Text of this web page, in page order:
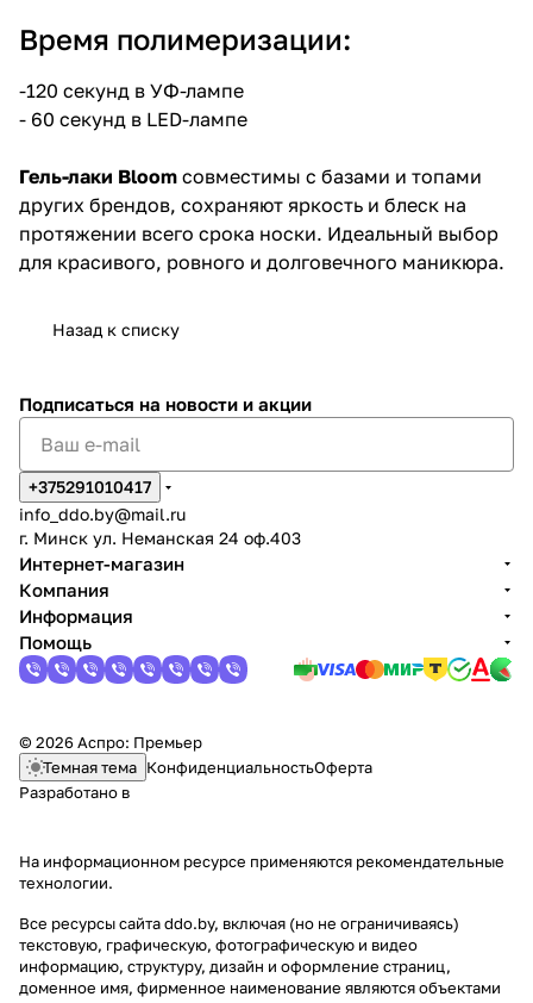
Время полимеризации:
-120 секунд в УФ-лампе
- 60 секунд в LED-лампе
Гель-лаки Bloom совместимы с базами и топами
других брендов, сохраняют яркость и блеск на
протяжении всего срока носки. Идеальный выбор
для красивого, ровного и долговечного маникюра.
Назад к списку
Подписаться на новости и акции
+375291010417
info_ddo.by@mail.ru
г. Минск ул. Неманская 24 оф.403
Интернет-магазин
Компания
Информация
Помощь
© 2026 Аспро: Премьер
Темная тема КонфиденциальностьОферта
Разработано в
На информационном ресурсе применяются рекомендательные
технологии.
Все ресурсы сайта ddo.by, включая (но не ограничиваясь)
текстовую, графическую, фотографическую и видео
информацию, структуру, дизайн и оформление страниц,
доменное имя, фирменное наименование являются объектами